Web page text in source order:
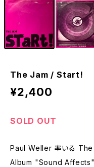
The Jam / Start!
¥2,400
SOLD OUT
Paul Weller 率いる The
Album "Sound Affects"